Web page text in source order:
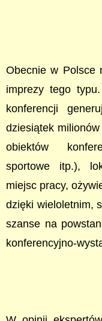
Obecnie w Polsce
imprezy tego
konferencji
dziesiątek
obiektów
sportowe itp.),
miejsc pracy,
dzięki wieloletnim,
szanse na
konferencyjno-